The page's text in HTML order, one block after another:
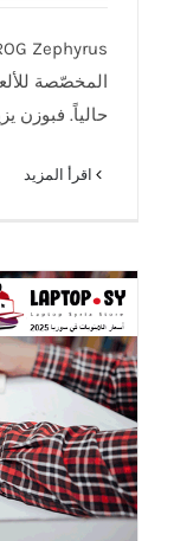
حالياً. فبوزن
افضل لابتوب